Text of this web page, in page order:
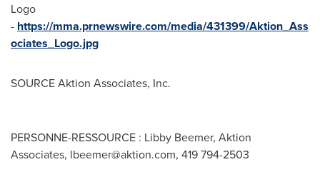
Logo
- https://mma.prnewswire.com/media/431399/Aktion_Ass
ociates_Logo.jpg
SOURCE Aktion Associates, Inc.
PERSONNE-RESSOURCE : Libby Beemer, Aktion
Associates, lbeemer@aktion.com, 419 794-2503